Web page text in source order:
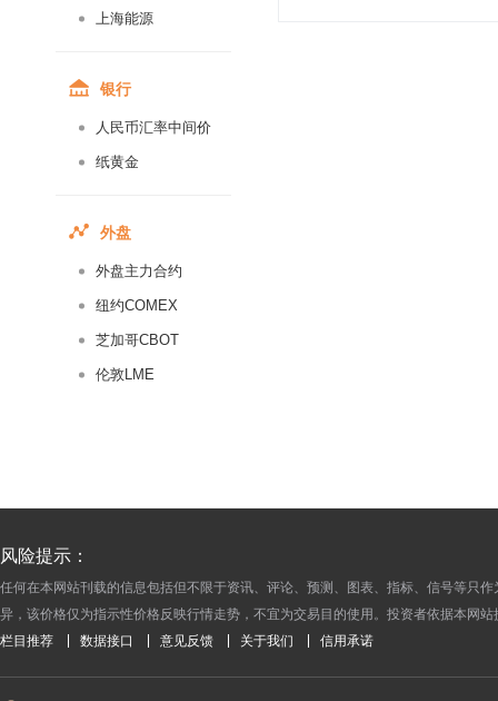
上海能源
银行
人民币汇率中间价
纸黄金
外盘
外盘主力合约
纽约COMEX
芝加哥CBOT
伦敦LME
2015-02-23
2015-02-19
2015-02-18
风险提示：
任何在本网站刊载的信息包括但不限于资讯、评论、预测、图表、指标、信号等只
异，该价格仅为指示性价格反映行情走势，不宜为交易目的使用。投资者依据本网
栏目推荐 数据接口 意见反馈 关于我们 信用承诺